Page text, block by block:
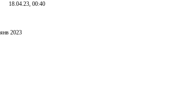
18.04.23, 00:40
2023